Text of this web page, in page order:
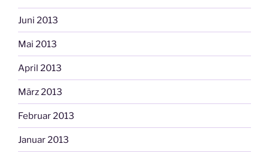
Juni 2013
Mai 2013
April 2013
März 2013
Februar 2013
Januar 2013